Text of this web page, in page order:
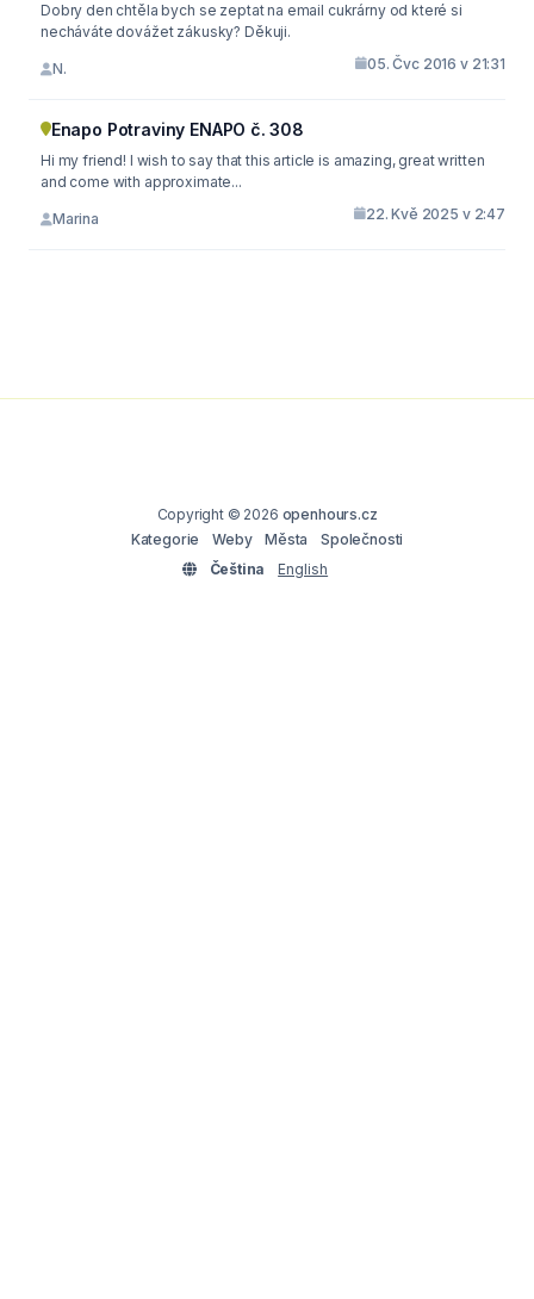
Dobry den chtěla bych se zeptat na email cukrárny od které si
necháváte dovážet zákusky? Děkuji.
N. 05. Čvc 2016 v 21:31
Enapo Potraviny ENAPO č. 308
Hi my friend! I wish to say that this article is amazing, great written
and come with approximate...
Marina 22. Kvě 2025 v 2:47
Copyright © 2026 openhours.cz
Kategorie
Weby Města
Společnosti
Čeština
English